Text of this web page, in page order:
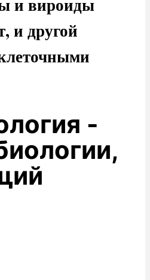
и вироиды
и другой
-